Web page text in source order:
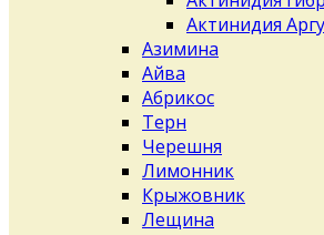
Актинидия
Азимина
Айва
Абрикос
Терн
Черешня
Лимонник
Крыжовник
Лещина